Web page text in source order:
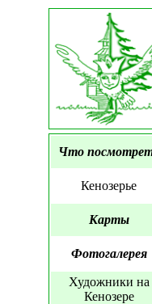
Что
Кенозерье
Карты
Фотогалерея
Художники на
Кенозере